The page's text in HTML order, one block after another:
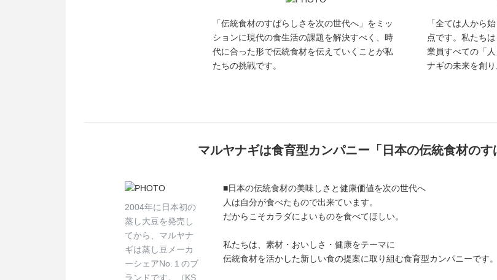
「伝統食材のすばらしさを次の世代へ」をミッ
ションに現代の食生活の課題を解決すべく、時
代に合った形で伝統食材を伝えていくことが私
たちの挑戦です。
「全ては人から
点です。私たち
業員すべての「
ナギの未来を創り
マルヤナギは食育型カンパニー「日本の伝統食材のす
2004年に日本初の
蒸し大豆を発売し
てから、マルヤナ
ギは蒸し豆メーカ
ーシェアNo.１のブ
ランドです。（KS
■日本の伝統食材の美味しさと健康価値を次の世代へ
人は自分が食べたもので出来ています。
だからこそカラダによいものを食べてほしい。
私たちは、素材・おいしさ・健康をテーマに
伝統食材を活かした新しい食の提案に取り組む食育型カンパニーです。